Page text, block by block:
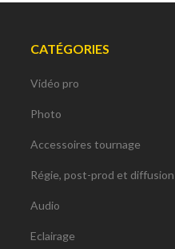
CATÉGORIES
Vidéo pro
Photo
Accessoires tournage
Régie, post-prod et diffusion
Audio
Eclairage